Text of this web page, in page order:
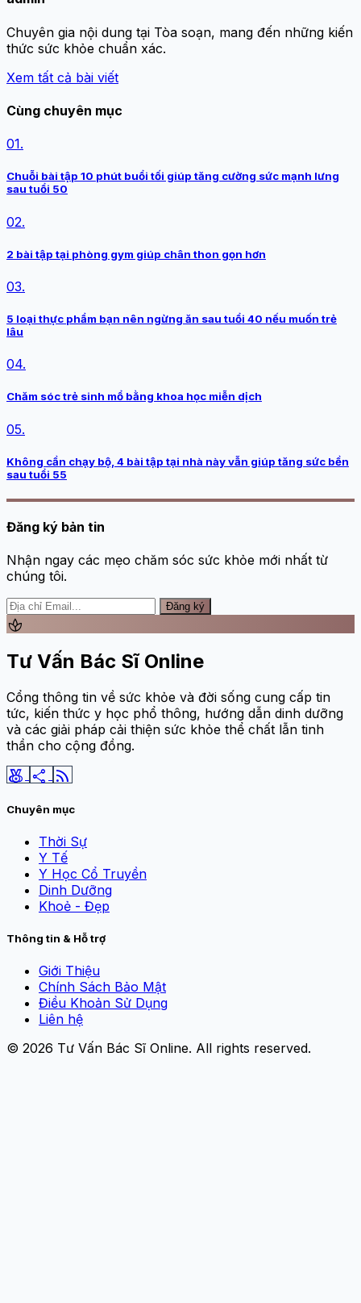
Chuyên gia nội dung tại Tòa soạn, mang đến những kiến
thức sức khỏe chuẩn xác.
Xem tất cả bài viết
Cùng chuyên mục
01.
Chuỗi bài tập 10 phút buổi tối giúp tăng cường sức mạnh lưng
sau tuổi 50
02.
2 bài tập tại phòng gym giúp chân thon gọn hơn
03.
5 loại thực phẩm bạn nên ngừng ăn sau tuổi 40 nếu muốn trẻ
lâu
04.
Chăm sóc trẻ sinh mổ bằng khoa học miễn dịch
05.
Không cần chạy bộ, 4 bài tập tại nhà này vẫn giúp tăng sức bền
sau tuổi 55
Đăng ký bản tin
Nhận ngay các mẹo chăm sóc sức khỏe mới nhất từ
chúng tôi.
Đăng ký
spa
Tư Vấn Bác Sĩ Online
Cổng thông tin về sức khỏe và đời sống cung cấp tin
tức, kiến thức y học phổ thông, hướng dẫn dinh dưỡng
và các giải pháp cải thiện sức khỏe thể chất lẫn tinh
thần cho cộng đồng.
social_leaderboard share rss_feed
Chuyên mục
Thời Sự
Y Tế
Y Học Cổ Truyền
Dinh Dưỡng
Khoẻ - Đẹp
Thông tin & Hỗ trợ
Giới Thiệu
Chính Sách Bảo Mật
Điều Khoản Sử Dụng
Liên hệ
© 2026 Tư Vấn Bác Sĩ Online. All rights reserved.